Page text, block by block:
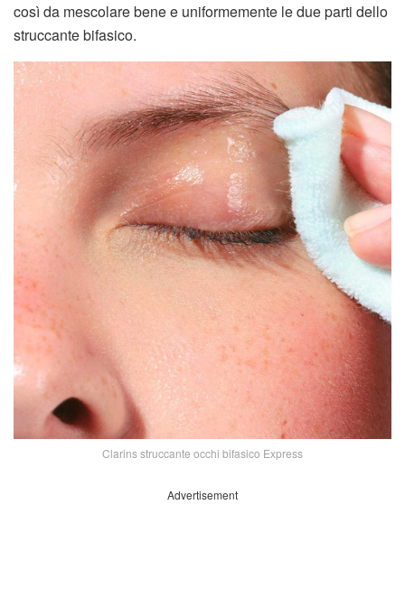
così da mescolare bene e uniformemente le due parti dello
struccante bifasico.
Clarins struccante occhi bifasico Express
Advertisement